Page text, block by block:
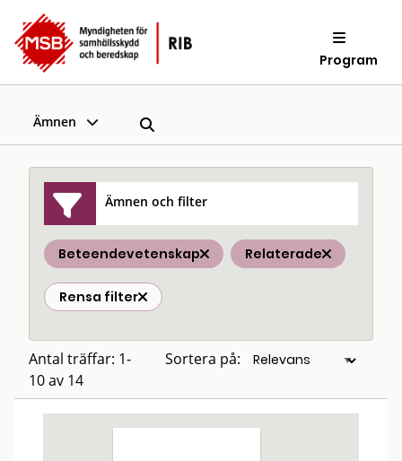
Program
Ämnen
Ämnen och filter
Beteendevetenskap Relaterade
Rensa filter
Antal träffar: 1-
10 av 14
Sortera på: